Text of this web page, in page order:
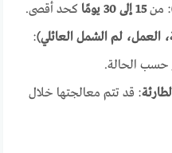
: من15 إلى 30 يومًا
كحد أقصى.
العمل، لم الشمل العائلي):
حسب الحالة.
: قد تتم معالجتها خلال